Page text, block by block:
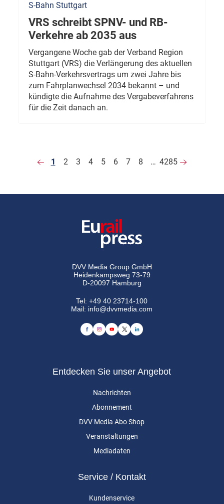
S-Bahn Stuttgart
VRS schreibt SPNV- und RB-
Verkehre ab 2035 aus
Vergangene Woche gab der Verband Region
Stuttgart (VRS) die Verlängerung des aktuellen
S-Bahn-Verkehrsvertrags um zwei Jahre bis
zum Fahrplanwechsel 2034 bekannt – und
kündigte die Aufnahme des Vergabeverfahrens
für die Zeit danach an.
1 2 3 4 5 6 7 8 … 4285
DVV Media Group GmbH
Heidenkampsweg 73-79
D-20097 Hamburg
Tel:+49 40 23714-100
Mail: info@dvvmedia.com
Entdecken Sie unser Angebot
Nachrichten
Abonnement
DVV Media Abo Shop
Veranstaltungen
Mediadaten
Service / Kontakt
Kundenservice